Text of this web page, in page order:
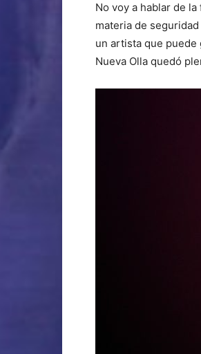
No voy a hablar de
materia de
un artista que puede
Nueva Olla quedó